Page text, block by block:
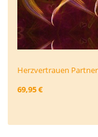
Herzvertrauen
69,95 €